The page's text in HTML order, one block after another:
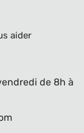
aider
de 8h à